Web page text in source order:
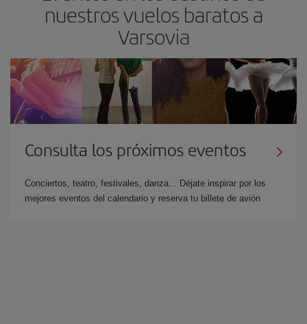
nuestros vuelos baratos a
Varsovia
Consulta los próximos eventos
Conciertos, teatro, festivales, danza... Déjate inspirar por los
mejores eventos del calendario y reserva tu billete de avión